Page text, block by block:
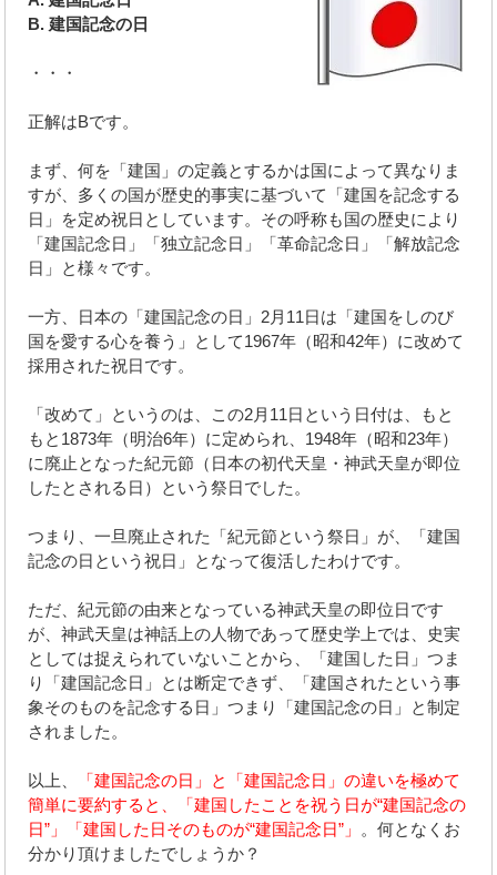
B. 建国記念の日
・・・
正解はBです。
まず、何を「建国」の定義とするかは国によって異なりま
すが、多くの国が歴史的事実に基づいて「建国を記念する
日」を定め祝日としています。その呼称も国の歴史により
「建国記念日」「独立記念日」「革命記念日」「解放記念
日」と様々です。
一方、日本の「建国記念の日」2月11日は「建国をしのび
国を愛する心を養う」として1967年（昭和42年）に改めて
採用された祝日です。
「改めて」というのは、この2月11日という日付は、もと
もと1873年（明治6年）に定められ、1948年（昭和23年）
に廃止となった紀元節（日本の初代天皇・神武天皇が即位
したとされる日）という祭日でした。
つまり、一旦廃止された「紀元節という祭日」が、「建国
記念の日という祝日」となって復活したわけです。
ただ、紀元節の由来となっている神武天皇の即位日です
が、神武天皇は神話上の人物であって歴史学上では、史実
としては捉えられていないことから、「建国した日」つま
り「建国記念日」とは断定できず、「建国されたという事
象そのものを記念する日」つまり「建国記念の日」と制定
されました。
以上、
「建国記念の日」と「建国記念日」の違いを極めて
簡単に要約すると、「建国したことを祝う日が“建国記念の
日”」「建国した日そのものが“建国記念日”」 。何となくお
分かり頂けましたでしょうか？